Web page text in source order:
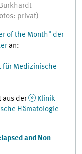
privat)
of the Month" der
an:
für Medizinische
aus der
Klinik
Hämatologie
and Non-